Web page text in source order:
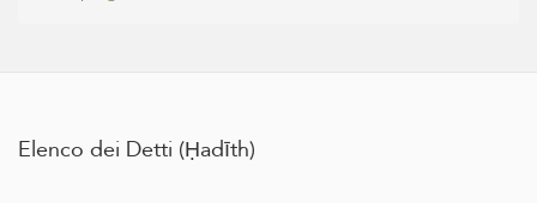
Elenco dei Detti (Ḥadīth)